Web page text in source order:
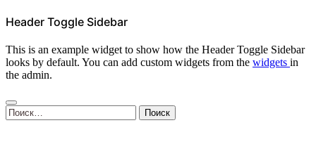
Header Toggle Sidebar
This is an example widget to show how the Header Toggle Sidebar
looks by default. You can add custom widgets from the widgets in
the admin.
Найти: